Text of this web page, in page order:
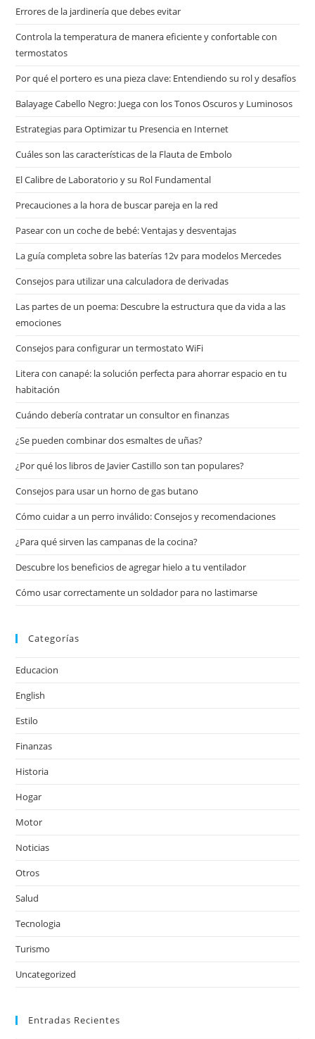
Errores de la jardinería que debes evitar
Controla la temperatura de manera eficiente y confortable con
termostatos
Por qué el portero es una pieza clave: Entendiendo su rol y desafíos
Balayage Cabello Negro: Juega con los Tonos Oscuros y Luminosos
Estrategias para Optimizar tu Presencia en Internet
Cuáles son las características de la Flauta de Embolo
El Calibre de Laboratorio y su Rol Fundamental
Precauciones a la hora de buscar pareja en la red
Pasear con un coche de bebé: Ventajas y desventajas
La guía completa sobre las baterías 12v para modelos Mercedes
Consejos para utilizar una calculadora de derivadas
Las partes de un poema: Descubre la estructura que da vida a las
emociones
Consejos para configurar un termostato WiFi
Litera con canapé: la solución perfecta para ahorrar espacio en tu
habitación
Cuándo debería contratar un consultor en finanzas
¿Se pueden combinar dos esmaltes de uñas?
¿Por qué los libros de Javier Castillo son tan populares?
Consejos para usar un horno de gas butano
Cómo cuidar a un perro inválido: Consejos y recomendaciones
¿Para qué sirven las campanas de la cocina?
Descubre los beneficios de agregar hielo a tu ventilador
Cómo usar correctamente un soldador para no lastimarse
Categorías
Educacion
English
Estilo
Finanzas
Historia
Hogar
Motor
Noticias
Otros
Salud
Tecnologia
Turismo
Uncategorized
Entradas Recientes